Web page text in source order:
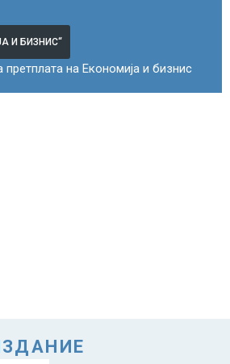
И БИЗНИС“
претплата на Економија и бизнис